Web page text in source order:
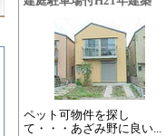
ペット可物件を探し
て・・・あざみ野に良い...